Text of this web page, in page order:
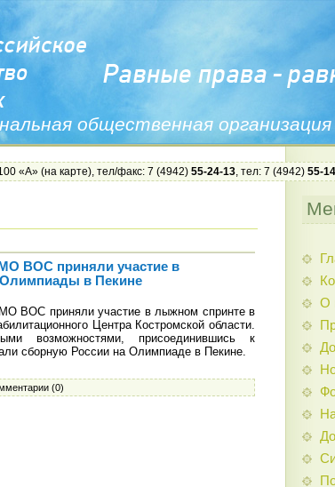
общественная
«А» (на карте), тел/факс: 7 (4942) 55-24-13, тел: 7 (4942) 55-
ВОС приняли участие в
в Пекине
ВОС приняли участие в лыжном спринте в
Центра Костромской области.
возможностями, присоединившись к
сборную России на Олимпиаде в Пекине.
(0)
О